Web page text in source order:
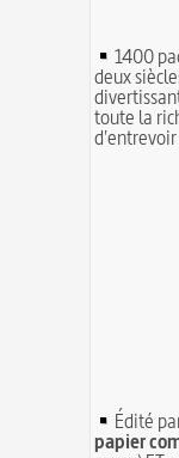
1400
deux
toute la
Édité
papier